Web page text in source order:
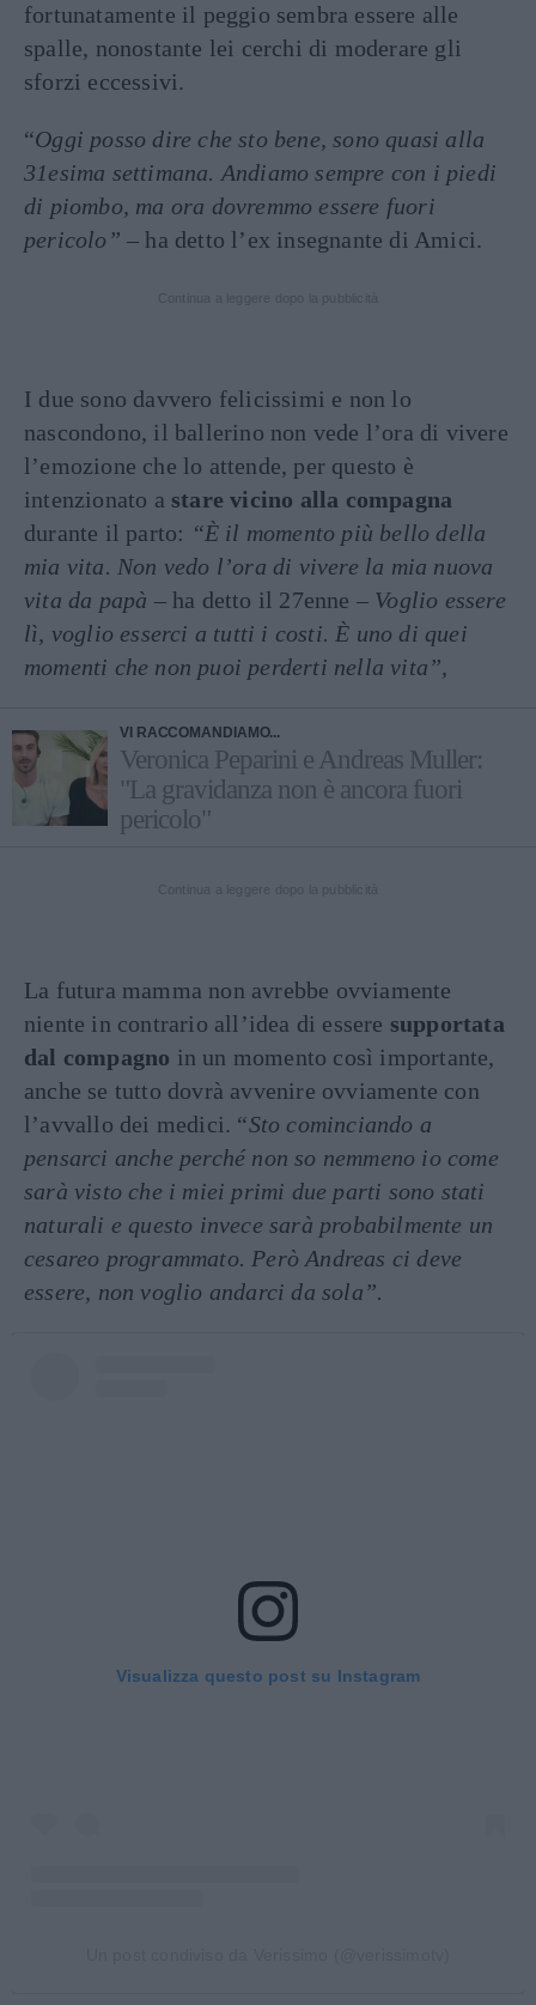
fortunatamente il peggio sembra essere alle
spalle, nonostante lei cerchi di moderare gli
sforzi eccessivi.
“Oggi posso dire che sto bene, sono quasi alla
31esima settimana. Andiamo sempre con i piedi
di piombo, ma ora dovremmo essere fuori
pericolo” – ha detto l’ex insegnante di Amici.
I due sono davvero felicissimi e non lo
nascondono, il ballerino non vede l’ora di vivere
l’emozione che lo attende, per questo è
intenzionato a stare vicino alla compagna
durante il parto: “È il momento più bello della
mia vita. Non vedo l’ora di vivere la mia nuova
vita da papà – ha detto il 27enne – Voglio essere
lì, voglio esserci a tutti i costi. È uno di quei
momenti che non puoi perderti nella vita”,
VI RACCOMANDIAMO...
Veronica Peparini e Andreas Muller:
"La gravidanza non è ancora fuori
pericolo"
La futura mamma non avrebbe ovviamente
niente in contrario all’idea di essere supportata
dal compagno in un momento così importante,
anche se tutto dovrà avvenire ovviamente con
l’avvallo dei medici. “Sto cominciando a
pensarci anche perché non so nemmeno io come
sarà visto che i miei primi due parti sono stati
naturali e questo invece sarà probabilmente un
cesareo programmato. Però Andreas ci deve
essere, non voglio andarci da sola”.
Visualizza questo post su Instagram